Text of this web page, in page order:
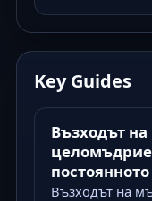
Key Guides
Възходът
Възходът на